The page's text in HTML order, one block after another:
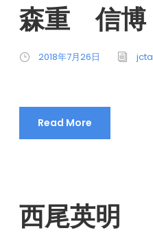
森重 信博
2018年7月26日 jcta
Read More
西尾英明